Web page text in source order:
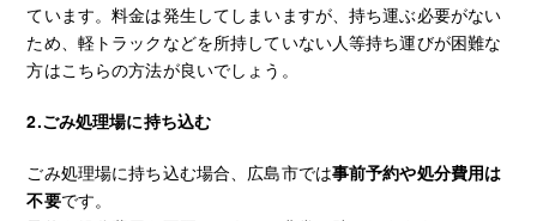
ています。料金は発生してしまいますが、持ち運ぶ必要がない
ため、軽トラックなどを所持していない人等持ち運びが困難な
方はこちらの方法が良いでしょう。
2.ごみ処理場に持ち込む
ごみ処理場に持ち込む場合、広島市では事前予約や処分費用は
不要です。